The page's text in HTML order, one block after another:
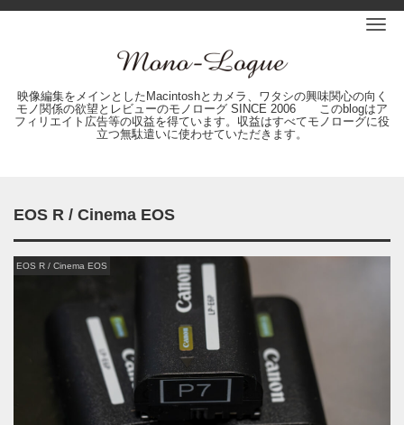
映像編集をメインとしたMacintoshとカメラ、ワタシの興味関心の向く
モノ関係の欲望とレビューのモノローグ SINCE 2006 このblogはア
フィリエイト広告等の収益を得ています。収益はすべてモノローグに役
立つ無駄遣いに使わせていただきます。
EOS R / Cinema EOS
EOS R / Cinema EOS